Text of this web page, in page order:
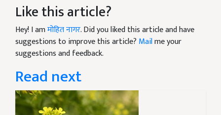
Like this article?
Hey! I amमोहित नागर. Did you liked this article and have
suggestions to improve this article? Mailme your
suggestions and feedback.
Read next